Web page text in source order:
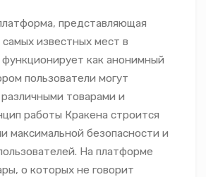
представляющая
известных мест в
как анонимный
пользователи могут
товарами и
работы Кракена строится
максимальной безопасности и
На платформе
о которых не говорит